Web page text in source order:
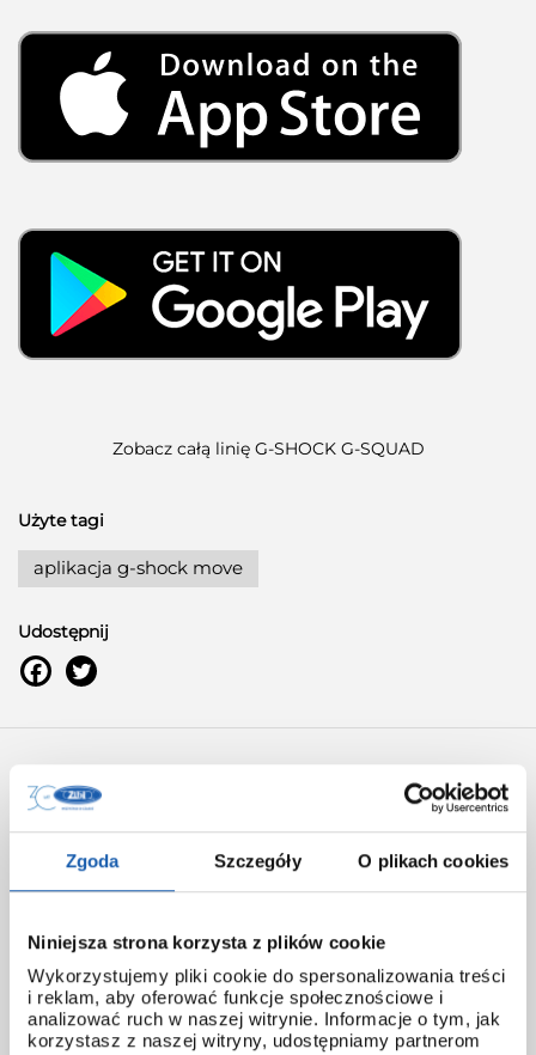
Zgoda Szczegóły O plikach cookies
Niniejsza strona korzysta z plików cookie
Wykorzystujemy pliki cookie do spersonalizowania treści
i reklam, aby oferować funkcje społecznościowe i
analizować ruch w naszej witrynie. Informacje o tym, jak
korzystasz z naszej witryny, udostępniamy partnerom
Zobacz całą linię G-SHOCK G-SQUAD
Użyte tagi
aplikacja g-shock move
Udostępnij
Matej Matej -prawdziwy fan i znawca
zegarków G-SHOCK, autor kanału
Matej Matej G-SHOCK na Youtube
JAK OCENIASZ TEN ARTYKUŁ?
Średnia ocen3.5/ 5. Ilość wszystkich ocen:12